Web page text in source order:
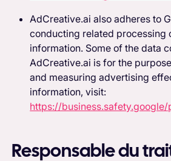
AdCreative.ai also adheres to
conducting related processing
information. Some of the data
AdCreative.ai is for the
and measuring advertising
information, visit:
https://
Responsable du